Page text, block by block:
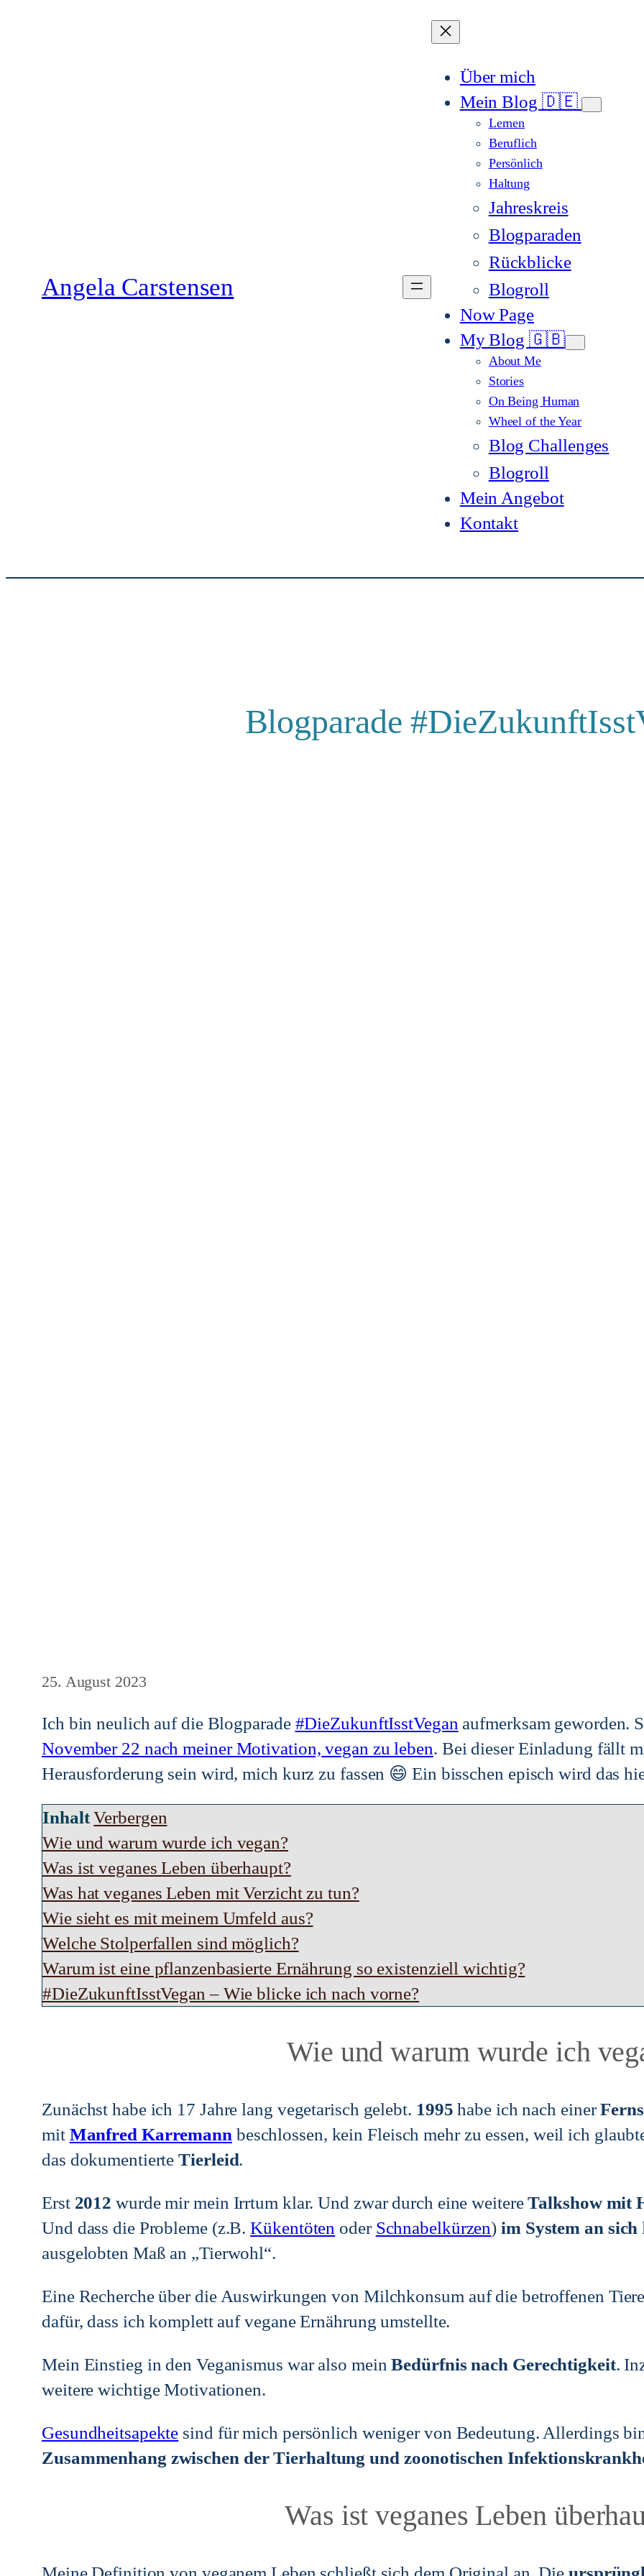
Angela Carstensen
Über mich
Mein Blog 🇩🇪
Lernen
Beruflich
Persönlich
Haltung
Jahreskreis
Blogparaden
Rückblicke
Blogroll
Now Page
My Blog 🇬🇧
About Me
Stories
On Being Human
Wheel of the Year
Blog Challenges
Blogroll
Mein Angebot
Kontakt
Blogparade
25. August 2023
Ich bin neulich auf die Blogparade #DieZukunftIsstVegan aufmerksam geworden.
November 22 nach meiner Motivation, vegan zu leben. Bei dieser Einladung fällt
Herausforderung sein wird, mich kurz zu fassen 😄 Ein bisschen episch wird das
Inhalt Verbergen
Wie und warum wurde ich vegan?
Was ist veganes Leben überhaupt?
Was hat veganes Leben mit Verzicht zu tun?
Wie sieht es mit meinem Umfeld aus?
Welche Stolperfallen sind möglich?
Warum ist eine pflanzenbasierte Ernährung so existenziell wichtig?
#DieZukunftIsstVegan – Wie blicke ich nach vorne?
Wie und warum wurde ich
Zunächst habe ich 17 Jahre lang vegetarisch gelebt. 1995 habe ich nach einer
mit Manfred Karremann beschlossen, kein Fleisch mehr zu essen, weil ich
das dokumentierteTierleid.
Erst 2012 wurde mir mein Irrtum klar. Und zwar durch eine weitereTalkshow mit
Und dass die Probleme (z.B.Kükentöten oder Schnabelkürzen)im System an sich
ausgelobten Maß an „Tierwohl“.
Eine Recherche über die Auswirkungen von Milchkonsum auf die betroffenen
dafür, dass ich komplett auf vegane Ernährung umstellte.
Mein Einstieg in den Veganismus war also meinBedürfnis nach Gerechtigkeit.
weitere wichtige Motivationen.
Gesundheitsapekte sind für mich persönlich weniger von Bedeutung. Allerdings
Zusammenhang zwischen der Tierhaltung und zoonotischen
Was ist veganes Leben